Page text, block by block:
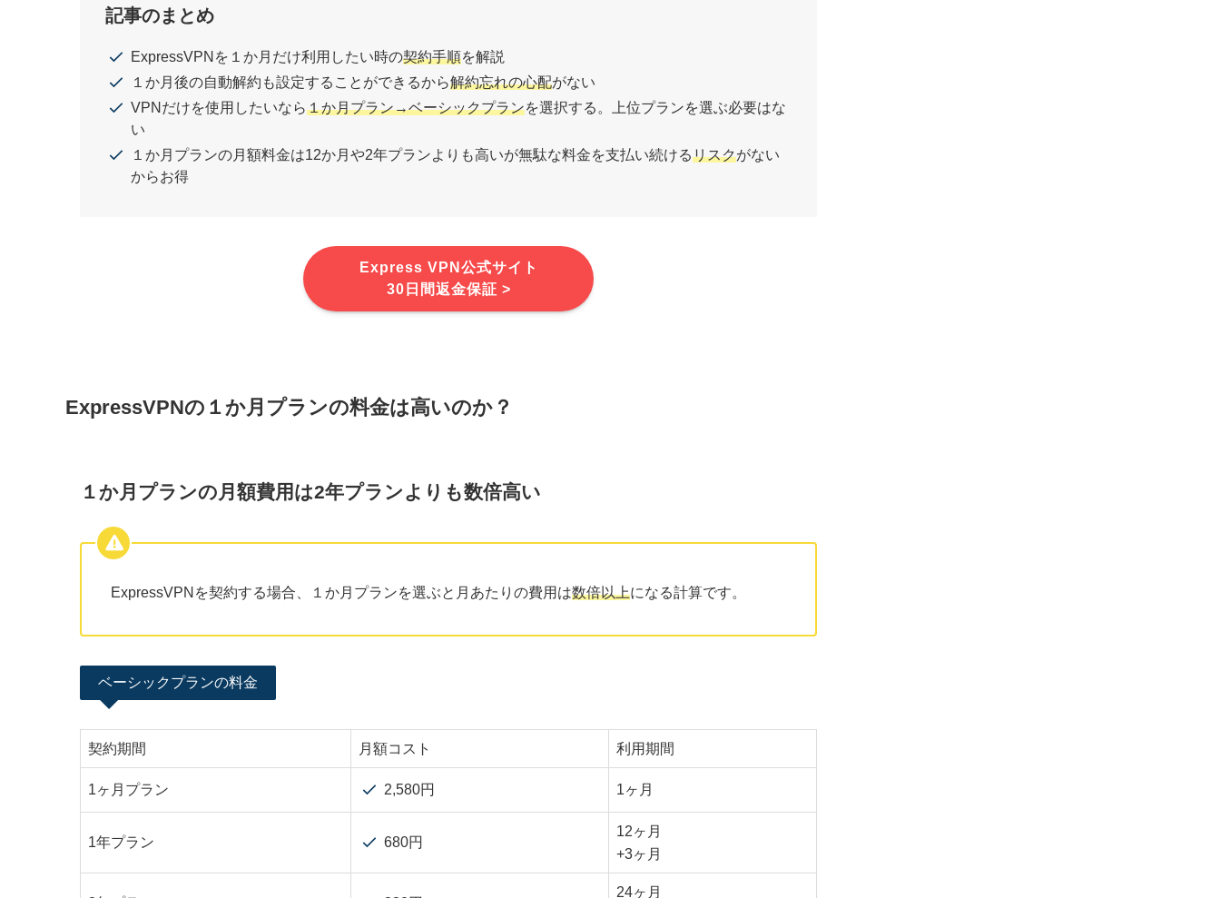
記事のまとめ
ExpressVPNを１か月だけ利用したい時の契約手順を解説
１か月後の自動解約も設定することができるから解約忘れの心配がない
VPNだけを使用したいなら１か月プラン→ベーシックプランを選択する。上位プランを選ぶ必要はな
い
１か月プランの月額料金は12か月や2年プランよりも高いが無駄な料金を支払い続けるリスクがない
からお得
Express VPN公式サイト
30日間返金保証 >
ExpressVPNの１か月プランの料金は高いのか？
１か月プランの月額費用は2年プランよりも数倍高い
ExpressVPNを契約する場合、１か月プランを選ぶと月あたりの費用は数倍以上になる計算です。
ベーシックプランの料金
契約期間 月額コスト 利用期間
1ヶ月プラン 2,580円 1ヶ月
1年プラン 680円
12ヶ月
+3ヶ月
24ヶ月